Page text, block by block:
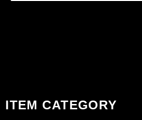
ITEM CATEGORY